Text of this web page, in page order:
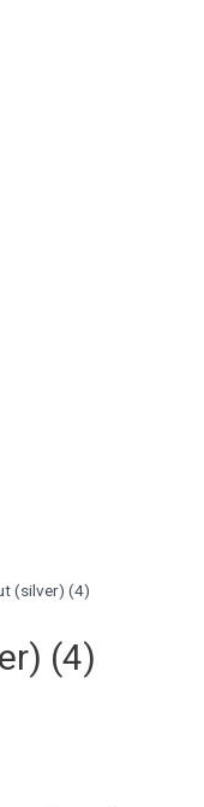
(silver) (4)
(4)